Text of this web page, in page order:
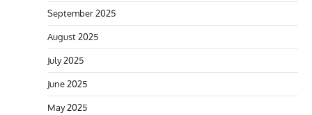
September 2025
August 2025
July 2025
June 2025
May 2025